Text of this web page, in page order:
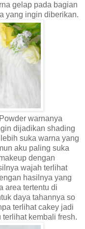
gelap pada bagian
yang ingin diberikan.
warnanya
dijadikan shading
suka warna yang
aku paling suka
dengan
wajah terlihat
hasilnya yang
area tertentu di
daya tahannya so
terlihat cakey jadi
kembali fresh.